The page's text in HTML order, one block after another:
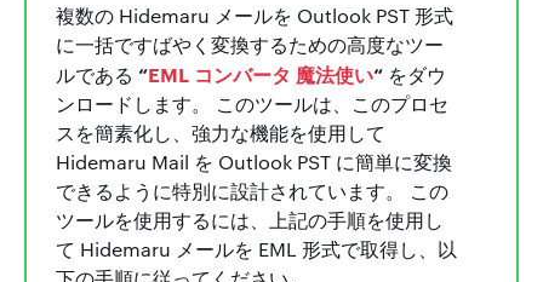
複数の Hidemaru メールを Outlook PST 形式
に一括ですばやく変換するための高度なツー
ルである “EML コンバータ 魔法使い“ をダウ
ンロードします。 このツールは、このプロセ
スを簡素化し、強力な機能を使用して
Hidemaru Mail を Outlook PST に簡単に変換
できるように特別に設計されています。 この
ツールを使用するには、上記の手順を使用し
て Hidemaru メールを EML 形式で取得し、以